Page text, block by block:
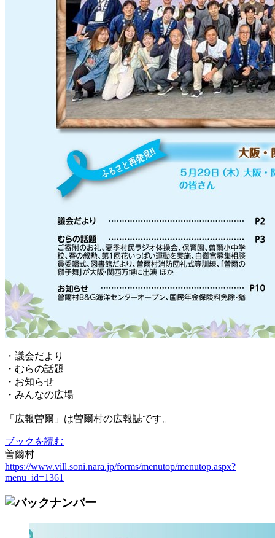
・議会だより
・むらの話題
・お知らせ
・みんなの広場
「広報曽爾」は曽爾村の広報誌です。
ブックを読む
曽爾村
https://www.vill.soni.nara.jp/forms/menutop/menutop.aspx?
menu_id=1361